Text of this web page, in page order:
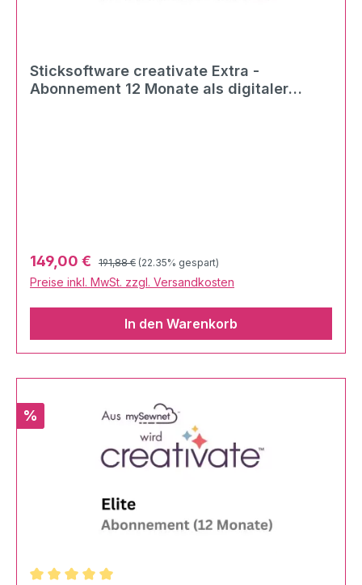
Sticksoftware creativate Extra -
Abonnement 12 Monate als digitaler
Verkaufspreis:
149,00 € Regulärer Preis:
191,88 € (22.35% gespart)
Preise inkl. MwSt. zzgl. Versandkosten
In den Warenkorb
Rabatt
%